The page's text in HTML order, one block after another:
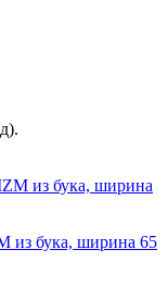
из бука, ширина 65